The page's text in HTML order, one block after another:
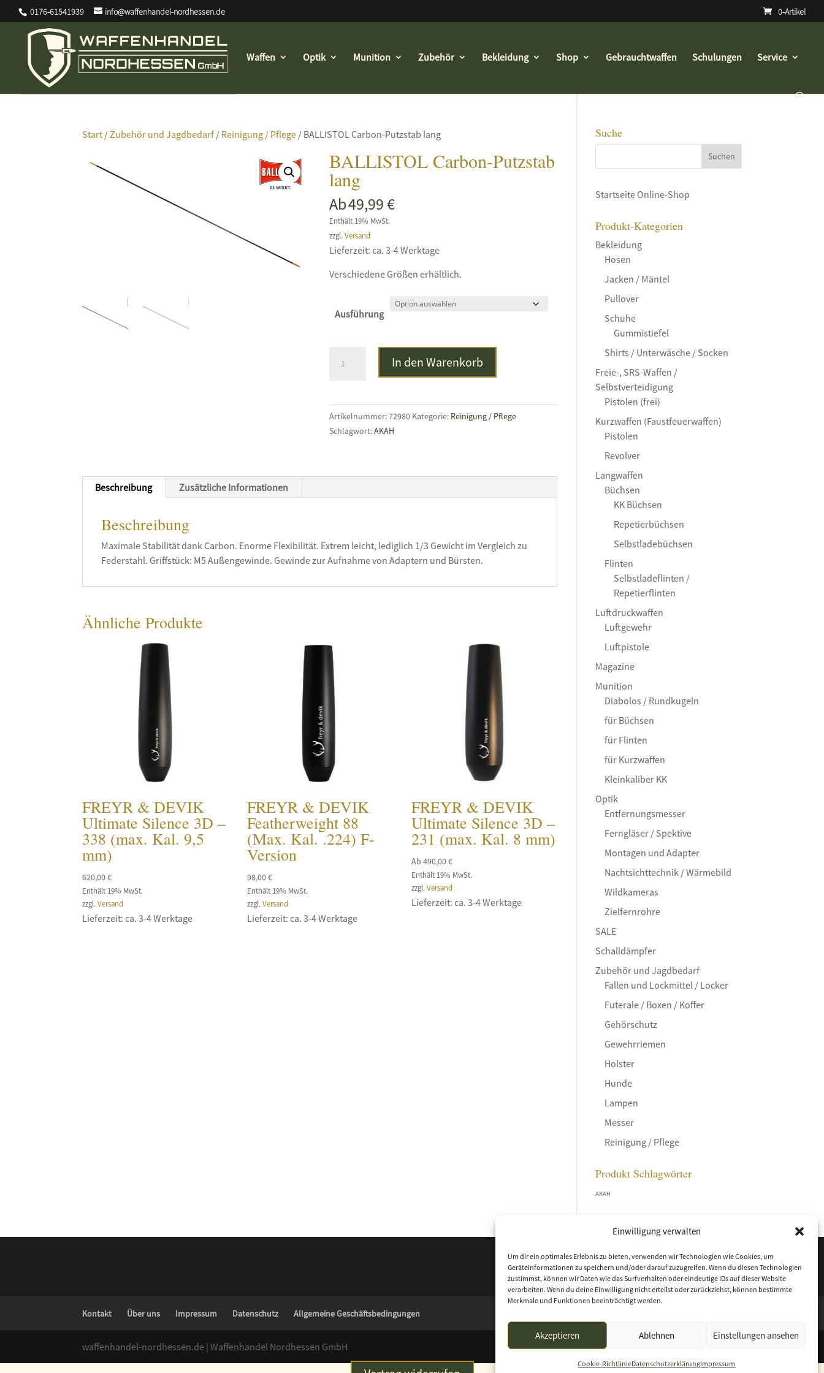
Einwilligung verwalten
Um dir ein optimales Erlebnis zu bieten, verwenden wir Technologien wie Cookies, um
Geräteinformationen zu speichern und/oder darauf zuzugreifen. Wenn du diesen Technologien
zustimmst, können wir Daten wie das Surfverhalten oder eindeutige IDs auf dieser Website
verarbeiten. Wenn du deine Einwilligung nicht erteilst oder zurückziehst, können bestimmte
Merkmale und Funktionen beeinträchtigt werden.
Akzeptieren Ablehnen Einstellungen ansehen
Cookie-RichtlinieDatenschutzerklärungImpressum
0176-61541939 info@waffenhandel-nordhessen.de 0-Artikel
Waffen Optik Munition Zubehör Bekleidung Shop Gebrauchtwaffen Schulungen Service
Start /Zubehör und Jagdbedarf / Reinigung / Pflege / BALLISTOL Carbon-Putzstab lang
BALLISTOL Carbon-Putzstab
lang
Ab49,99€
Enthält 19% MwSt.
zzgl. Versand
Lieferzeit: ca. 3-4 Werktage
Verschiedene Größen erhältlich.
Ausführung
Carbon-
Menge
In den Warenkorb
Artikelnummer:72980 Kategorie: Reinigung / Pflege
Schlagwort:AKAH
Beschreibung Zusätzliche Informationen
Beschreibung
Maximale Stabilität dank Carbon. Enorme Flexibilität. Extrem leicht, lediglich 1/3 Gewicht im Vergleich zu
Federstahl. Griffstück: M5 Außengewinde. Gewinde zur Aufnahme von Adaptern und Bürsten.
Ähnliche Produkte
FREYR & DEVIK
Ultimate Silence 3D –
338 (max. Kal. 9,5
mm)
620,00€
Enthält 19% MwSt.
zzgl.Versand
Lieferzeit: ca. 3-4 Werktage
FREYR & DEVIK
Featherweight 88
(Max. Kal. .224) F-
Version
98,00€
Enthält 19% MwSt.
zzgl. Versand
Lieferzeit: ca. 3-4 Werktage
FREYR & DEVIK
Ultimate Silence 3D –
231 (max. Kal. 8 mm)
Ab 490,00€
Enthält 19% MwSt.
zzgl.Versand
Lieferzeit: ca. 3-4 Werktage
Suche
Startseite Online-Shop
Produkt-Kategorien
Bekleidung
Hosen
Jacken / Mäntel
Pullover
Schuhe
Gummistiefel
Shirts / Unterwäsche / Socken
Freie-, SRS-Waffen /
Selbstverteidigung
Pistolen (frei)
Kurzwaffen (Faustfeuerwaffen)
Pistolen
Revolver
Langwaffen
Büchsen
KK Büchsen
Repetierbüchsen
Selbstladebüchsen
Flinten
Selbstladeflinten /
Repetierflinten
Luftdruckwaffen
Luftgewehr
Luftpistole
Magazine
Munition
Diabolos / Rundkugeln
für Büchsen
für Flinten
für Kurzwaffen
Kleinkaliber KK
Optik
Entfernungsmesser
Ferngläser / Spektive
Montagen und Adapter
Nachtsichttechnik / Wärmebild
Wildkameras
Zielfernrohre
SALE
Schalldämpfer
Zubehör und Jagdbedarf
Fallen und Lockmittel / Locker
Futerale / Boxen / Koffer
Gehörschutz
Gewehrriemen
Holster
Hunde
Lampen
Messer
Reinigung / Pflege
Produkt Schlagwörter
AKAH
Kontakt Über uns Impressum Datenschutz Allgemeine Geschäftsbedingungen
waffenhandel-nordhessen.de | Waffenhandel Nordhessen GmbH